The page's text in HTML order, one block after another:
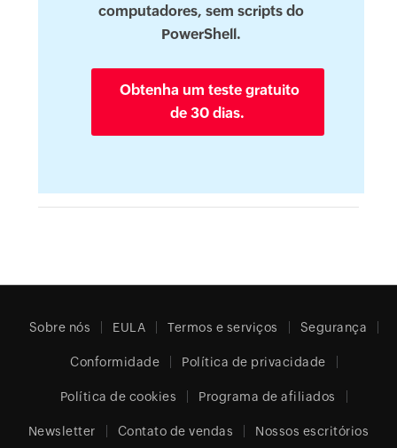
computadores, sem scripts do
PowerShell.
Obtenha um teste gratuito
de 30 dias.
Sobre nós EULA Termos e serviços Segurança
Conformidade Política de privacidade
Política de cookies Programa de afiliados
Newsletter Contato de vendas Nossos escritórios